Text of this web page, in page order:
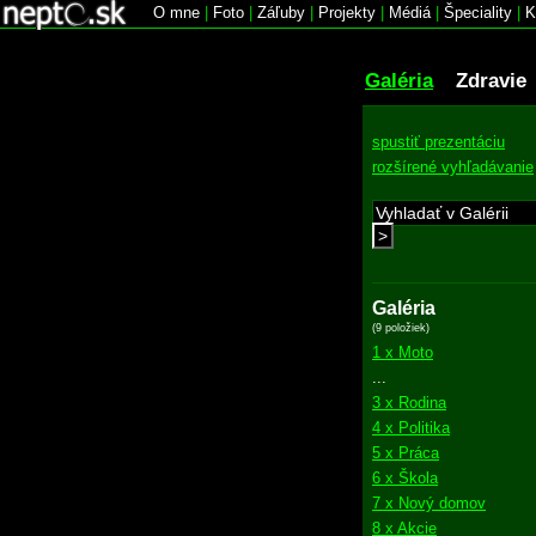
O mne Foto Záľuby Projekty Médiá| Špeciality
Galéria Zdravie
spustiť prezentáciu
rozšírené vyhľadávanie
>
Galéria
(9 položiek)
1 x Moto
3 x Rodina
4 x Politika
5 x Práca
6 x Škola
7 x Nový domov
8 x Akcie